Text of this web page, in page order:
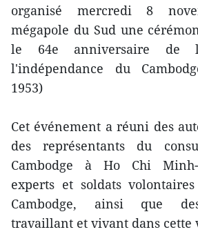
organisé mercredi 8
mégapole du Sud une
le 64e anniversaire de
l'indépendance du
1953)
Cet événement a réuni des
des représentants du
Cambodge à Ho Chi
experts et soldats
Cambodge, ainsi que
travaillant et vivant dans cette